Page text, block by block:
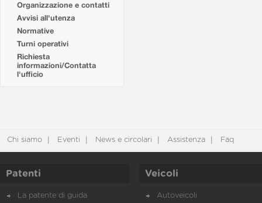
Organizzazione e contatti
Avvisi all'utenza
Normative
Turni operativi
Richiesta
informazioni/Contatta
l'ufficio
Chi siamo Eventi News e circolari Assistenza Faq
Patenti
La patente di guida
Veicoli
Autoveicoli